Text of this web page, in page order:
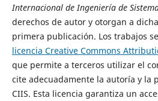
Internacional de Ingeniería de
derechos de autor y otorgan a
primera publicación. Los trabajos
licencia Creative Commons
que permite a terceros utilizar el
cite adecuadamente la autoría y la
CIIS. Esta licencia garantiza un